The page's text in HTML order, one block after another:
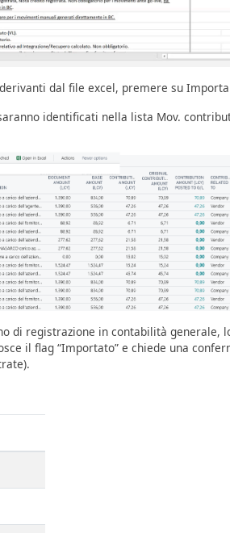
dal file excel, premere su
identificati nella lista Mov.
di registrazione in contabilità generale,
il flag “Importato” e chiede una